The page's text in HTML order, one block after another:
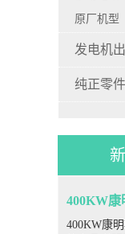
原厂机型
发电机
纯正零件
400KW康